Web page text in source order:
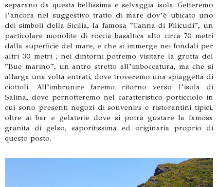
separano da questa bellissima e selvaggia isola. Getteremo
l’ancora nel suggestivo tratto di mare dov’è ubicato uno
dei simboli della Sicilia, la famosa “Canna di Filicudi”, un
particolare monolite di roccia basaltica alto circa 70 metri
dalla superficie del mare, e che si immerge nei fondali per
altri 30 metri ; nei dintorni potremo visitare la grotta del
“Bue marino”, un antro stretto all’imboccatura, ma che si
allarga una volta entrati, dove troveremo una spiaggetta di
ciottoli. All’imbrunire faremo ritorno verso l’isola di
Salina, dove pernotteremo nel caratteristico porticciolo in
cui sono presenti negozi di souvenirs e ristorantini tipici,
oltre ai bar e gelaterie dove si potrà gustare la famosa
granita di gelso, saporitissima ed originaria proprio di
questo posto.